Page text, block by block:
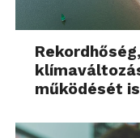
működését